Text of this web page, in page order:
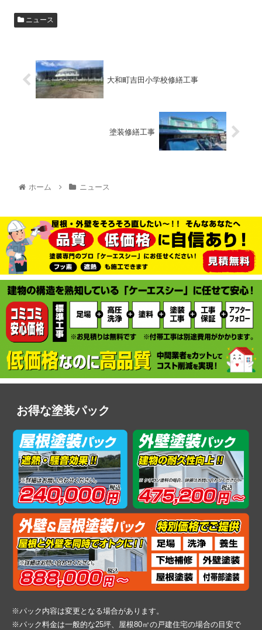
ニュース
大和町吉田小学校修繕工事
塗装修繕工事
ホーム ニュース
お得な塗装パック
※パック内容は変更となる場合があります。
※パック料金は一般的な25坪、屋根80㎡の戸建住宅の場合の目安で